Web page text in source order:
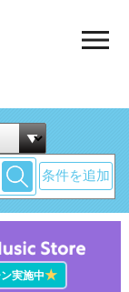
条件を追加
実施中★